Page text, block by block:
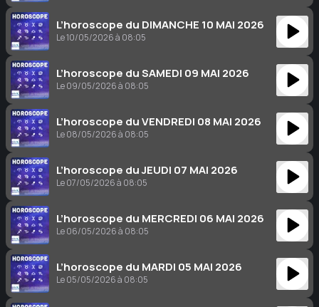
L’horoscope du DIMANCHE 10 MAI 2026
Le 10/05/2026 à 08:05
L’horoscope du SAMEDI 09 MAI 2026
Le 09/05/2026 à 08:05
L’horoscope du VENDREDI 08 MAI 2026
Le 08/05/2026 à 08:05
L’horoscope du JEUDI 07 MAI 2026
Le 07/05/2026 à 08:05
L’horoscope du MERCREDI 06 MAI 2026
Le 06/05/2026 à 08:05
L’horoscope du MARDI 05 MAI 2026
Le 05/05/2026 à 08:05